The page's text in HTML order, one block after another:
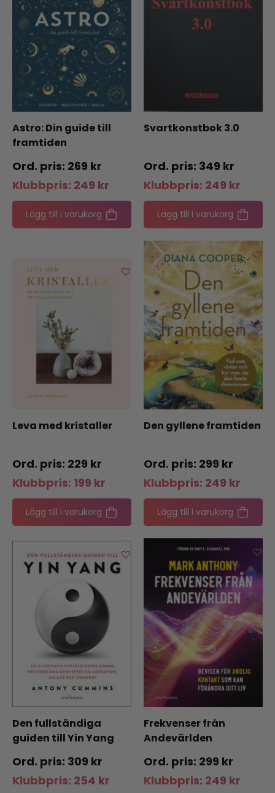
Astro: Din guide till
framtiden
269 kr
Klubbpris: 249 kr
Lägg till i varukorg
Svartkonstbok 3.0
349 kr
Klubbpris: 249 kr
Lägg till i varukorg
Leva med kristaller
229 kr
Klubbpris: 199 kr
Lägg till i varukorg
Den gyllene framtiden
299 kr
Klubbpris: 249 kr
Lägg till i varukorg
Den fullständiga
guiden till Yin Yang
309 kr
Klubbpris: 254 kr
Frekvenser från
Andevärlden
299 kr
Klubbpris: 249 kr